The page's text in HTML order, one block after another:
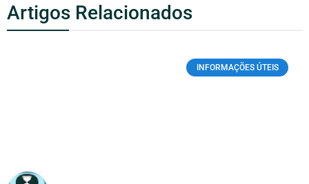
Artigos Relacionados
INFORMAÇÕES ÚTEIS